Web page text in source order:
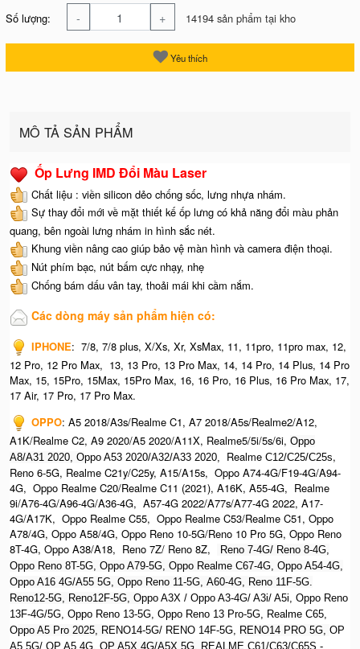
Số lượng: - + 14194 sản phẩm tại kho
Yêu thích
MÔ TẢ SẢN PHẨM
Ốp Lưng IMD Đổi Màu Laser
Chất liệu : viền silicon dẻo chống sốc, lưng nhựa nhám.
Sự thay đổi mới về mặt thiết kế ốp lưng có khả năng đổi màu phản
quang, bên ngoài lưng nhám in hình sắc nét.
Khung viền nâng cao giúp bảo vệ màn hình và camera điện thoại.
Nút phím bạc, nút bấm cực nhạy, nhẹ
Chống bám dấu vân tay, thoải mái khi cầm nắm.
Các dòng máy sản phẩm hiện có:
IPHONE: 7/8, 7/8 plus, X/Xs, Xr, XsMax, 11, 11pro, 11pro max, 12,
12 Pro, 12 Pro Max, 13, 13 Pro, 13 Pro Max, 14, 14 Pro, 14 Plus, 14 Pro
Max, 15, 15Pro, 15Max, 15Pro Max, 16, 16 Pro, 16 Plus, 16 Pro Max, 17,
17 Air, 17 Pro, 17 Pro Max.
OPPO: A5 2018/A3s/Realme C1, A7 2018/A5s/Realme2/A12,
A1K/Realme C2, A9 2020/A5 2020/A11X, Realme5/5i/5s/6i, Oppo
A8/A31 2020, Oppo A53 2020/A32/A33 2020, Realme C12/C25/C25s,
Reno 6-5G, Realme C21y/C25y, A15/A15s, Oppo A74-4G/F19-4G/A94-
4G, Oppo Realme C20/Realme C11 (2021), A16K, A55-4G, Realme
9i/A76-4G/A96-4G/A36-4G, A57-4G 2022/A77s/A77-4G 2022, A17-
4G/A17K, Oppo Realme C55, Oppo Realme C53/Realme C51, Oppo
A78/4G, Oppo A58/4G, Oppo Reno 10-5G/Reno 10 Pro 5G, Oppo Reno
8T-4G, Oppo A38/A18, Reno 7Z/ Reno 8Z,
Reno 7-4G/ Reno 8-4G,
Oppo Reno 8T-5G, Oppo A79-5G, Oppo Realme C67-4G, Oppo A54-4G,
Oppo A16 4G/A55 5G, Oppo Reno 11-5G, A60-4G, Reno 11F-5G.
Reno12-5G, Reno12F-5G, Oppo A3X / Oppo A3-4G/ A3i/ A5i, Oppo Reno
13F-4G/5G, Oppo Reno 13-5G, Oppo Reno 13 Pro-5G, Realme C65,
Oppo A5 Pro 2025, RENO14-5G/ RENO 14F-5G, RENO14 PRO 5G, OP
A5 5G/ OP A5 4G, OP A5X 4G/A5X 5G, REALME C61/C63/C65S -